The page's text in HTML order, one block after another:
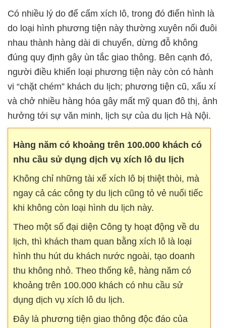
Có nhiều lý do để cấm xích lô, trong đó điển hình là
do loại hình phương tiện này thường xuyên nối đuôi
nhau thành hàng dài di chuyển, dừng đỗ không
đúng quy định gây ùn tắc giao thông. Bên cạnh đó,
người điều khiển loại phương tiện này còn có hành
vi “chặt chém” khách du lịch; phương tiện cũ, xấu xí
và chở nhiều hàng hóa gây mất mỹ quan đô thị, ảnh
hưởng tới sự văn minh, lịch sự của du lịch Hà Nội.
Hàng năm có khoảng trên 100.000 khách có
nhu cầu sử dụng dịch vụ xích lô du lịch
Không chỉ những tài xế xích lô bị thiệt thòi, mà
ngay cả các công ty du lịch cũng tỏ vẻ nuối tiếc
khi không còn loại hình du lịch này.
Theo một số đại diện Công ty hoạt động về du
lịch, thì khách tham quan bằng xích lô là loại
hình thu hút du khách nước ngoài, tạo doanh
thu không nhỏ. Theo thống kê, hàng năm có
khoảng trên 100.000 khách có nhu cầu sử
dụng dịch vụ xích lô du lịch.
Đây là phương tiện giao thông độc đáo của